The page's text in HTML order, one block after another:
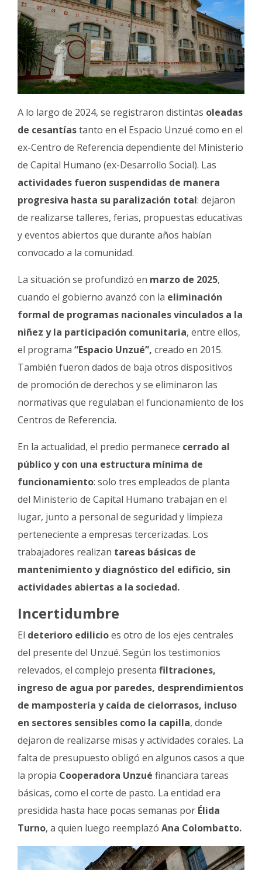
A lo largo de 2024, se registraron distintas oleadas
de cesantíastanto en el Espacio Unzué como en el
ex-Centro de Referencia dependiente del Ministerio
de Capital Humano (ex-Desarrollo Social). Las
actividades fueron suspendidas de manera
progresiva hasta su paralización total: dejaron
de realizarse talleres, ferias, propuestas educativas
y eventos abiertos que durante años habían
convocado a la comunidad.
La situación se profundizó en marzo de 2025,
cuando el gobierno avanzó con la eliminación
formal de programas nacionales vinculados a la
niñez y la participación comunitaria, entre ellos,
el programa “Espacio Unzué”, creado en 2015.
También fueron dados de baja otros dispositivos
de promoción de derechos y se eliminaron las
normativas que regulaban el funcionamiento de los
Centros de Referencia.
En la actualidad, el predio permanece cerrado al
público y con una estructura mínima de
funcionamiento: solo tres empleados de planta
del Ministerio de Capital Humano trabajan en el
lugar, junto a personal de seguridad y limpieza
perteneciente a empresas tercerizadas. Los
trabajadores realizan tareas básicas de
mantenimiento y diagnóstico del edificio, sin
actividades abiertas a la sociedad.
Incertidumbre
El deterioro edilicioes otro de los ejes centrales
del presente del Unzué. Según los testimonios
relevados, el complejo presenta filtraciones,
ingreso de agua por paredes, desprendimientos
de mampostería y caída de cielorrasos, incluso
en sectores sensibles como la capilla, donde
dejaron de realizarse misas y actividades corales. La
falta de presupuesto obligó en algunos casos a que
la propia Cooperadora Unzué financiara tareas
básicas, como el corte de pasto. La entidad era
presidida hasta hace pocas semanas por Élida
Turno, a quien luego reemplazó Ana Colombatto.